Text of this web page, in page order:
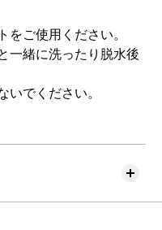
をご使用ください。
一緒に洗ったり脱水後
いでください。